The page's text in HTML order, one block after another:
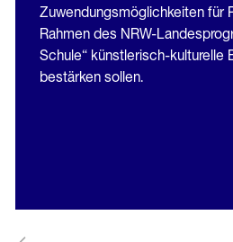
Zuwendungsmöglichkeiten für
Rahmen des NRW-
Schule“ künstlerisch-kulturelle
bestärken sollen.